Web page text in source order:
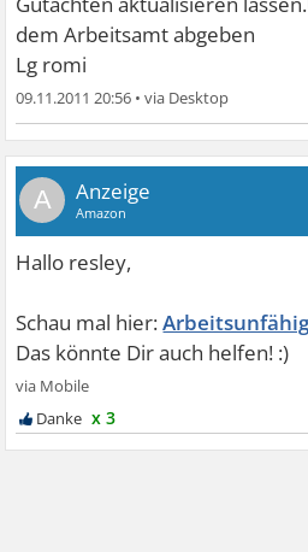
dem Arbeitsamt abgeben
Lg romi
09.11.2011 20:56 •
A
x 3